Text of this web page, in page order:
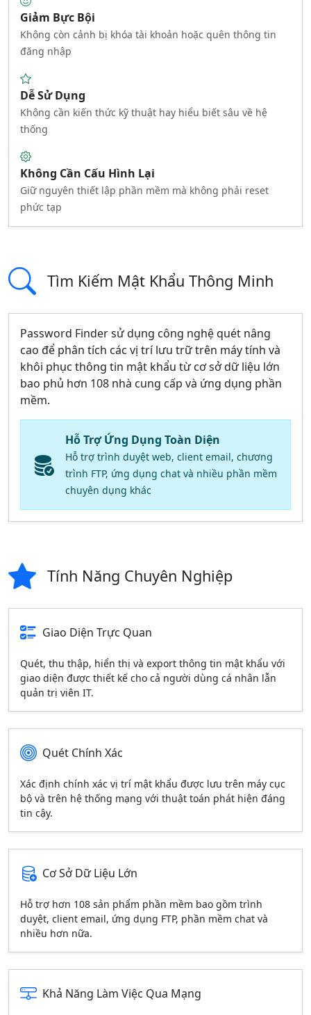
Giảm Bực Bội
Không còn cảnh bị khóa tài khoản hoặc quên thông tin
đăng nhập
Dễ Sử Dụng
Không cần kiến thức kỹ thuật hay hiểu biết sâu về hệ
thống
Không Cần Cấu Hình Lại
Giữ nguyên thiết lập phần mềm mà không phải reset
phức tạp
Tìm Kiếm Mật Khẩu Thông Minh
Password Finder sử dụng công nghệ quét nâng
cao để phân tích các vị trí lưu trữ trên máy tính và
khôi phục thông tin mật khẩu từ cơ sở dữ liệu lớn
bao phủ hơn 108 nhà cung cấp và ứng dụng phần
mềm.
Hỗ Trợ Ứng Dụng Toàn Diện
Hỗ trợ trình duyệt web, client email, chương
trình FTP, ứng dụng chat và nhiều phần mềm
chuyên dụng khác
Tính Năng Chuyên Nghiệp
Giao Diện Trực Quan
Quét, thu thập, hiển thị và export thông tin mật khẩu với
giao diện được thiết kế cho cả người dùng cá nhân lẫn
quản trị viên IT.
Quét Chính Xác
Xác định chính xác vị trí mật khẩu được lưu trên máy cục
bộ và trên hệ thống mạng với thuật toán phát hiện đáng
tin cậy.
Cơ Sở Dữ Liệu Lớn
Hỗ trợ hơn 108 sản phẩm phần mềm bao gồm trình
duyệt, client email, ứng dụng FTP, phần mềm chat và
nhiều hơn nữa.
Khả Năng Làm Việc Qua Mạng